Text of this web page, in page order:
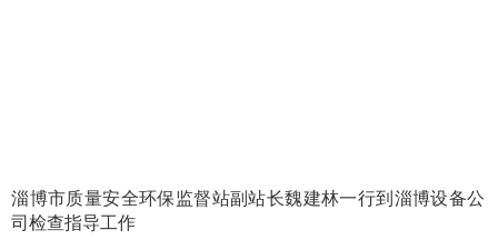
淄博市质量安全环保监督站副站长魏建林一行到淄博设备公
司检查指导工作